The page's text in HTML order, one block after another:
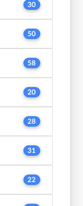
30
50
58
20
28
31
22